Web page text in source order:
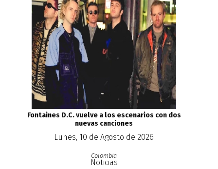
Fontaines D.C. vuelve a los escenarios con dos
nuevas canciones
Lunes, 10 de Agosto de 2026
Colombia
Noticias